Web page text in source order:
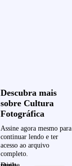
Descubra mais
sobre Cultura
Fotográfica
Assine agora mesmo para
continuar lendo e ter
acesso ao arquivo
completo.